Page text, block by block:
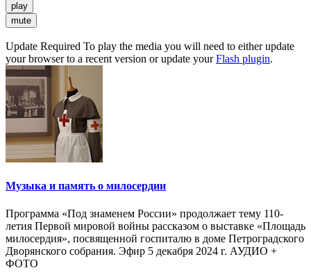
play
mute
Update Required To play the media you will need to either update
your browser to a recent version or update yourFlash plugin.
Музыка и память о милосердии
Программа «Под знаменем России» продолжает тему 110-
летия Первой мировой войны рассказом о выставке «Площадь
милосердия», посвященной госпиталю в доме Петроградского
Дворянского собрания. Эфир 5 декабря 2024 г. АУДИО +
ФОТО